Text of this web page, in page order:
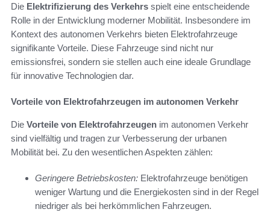
Die Elektrifizierung des Verkehrs spielt eine entscheidende
Rolle in der Entwicklung moderner Mobilität. Insbesondere im
Kontext des autonomen Verkehrs bieten Elektrofahrzeuge
signifikante Vorteile. Diese Fahrzeuge sind nicht nur
emissionsfrei, sondern sie stellen auch eine ideale Grundlage
für innovative Technologien dar.
Vorteile von Elektrofahrzeugen im autonomen Verkehr
Die Vorteile von Elektrofahrzeugen im autonomen Verkehr
sind vielfältig und tragen zur Verbesserung der urbanen
Mobilität bei. Zu den wesentlichen Aspekten zählen:
Geringere Betriebskosten: Elektrofahrzeuge benötigen
weniger Wartung und die Energiekosten sind in der Regel
niedriger als bei herkömmlichen Fahrzeugen.